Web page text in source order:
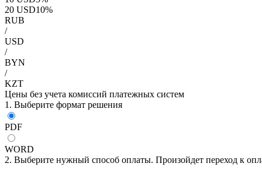
20 USD10%
RUB
/
USD
/
BYN
/
KZT
Цены без учета комиссий платежных систем
1. Выберите формат решения
PDF
WORD
2. Выберите нужный способ оплаты. Произойдет переход к